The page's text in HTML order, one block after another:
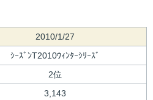
2010/1/27
ｼｰｽﾞﾝT2010ｳｨﾝﾀｰｼﾘｰｽﾞ
2位
3,143